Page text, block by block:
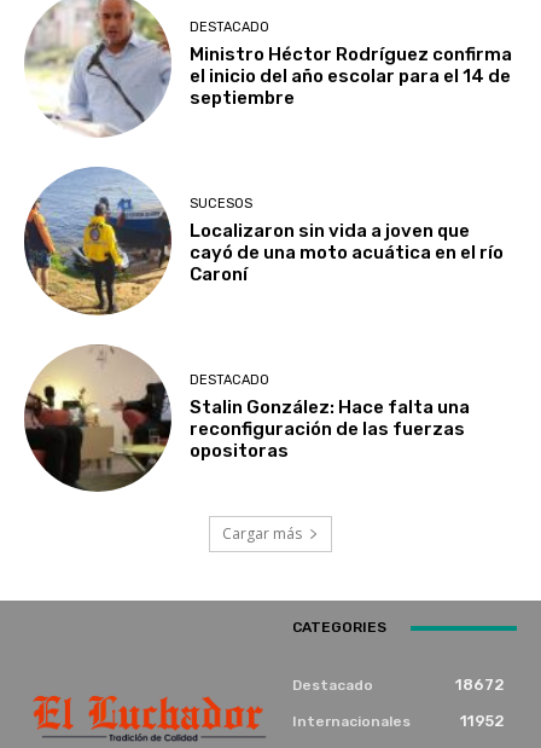
DESTACADO
Ministro Héctor Rodríguez confirma
el inicio del año escolar para el 14 de
septiembre
SUCESOS
Localizaron sin vida a joven que
cayó de una moto acuática en el río
Caroní
DESTACADO
Stalin González: Hace falta una
reconfiguración de las fuerzas
opositoras
Cargar más
CATEGORIES
Destacado 18672
Internacionales 11952